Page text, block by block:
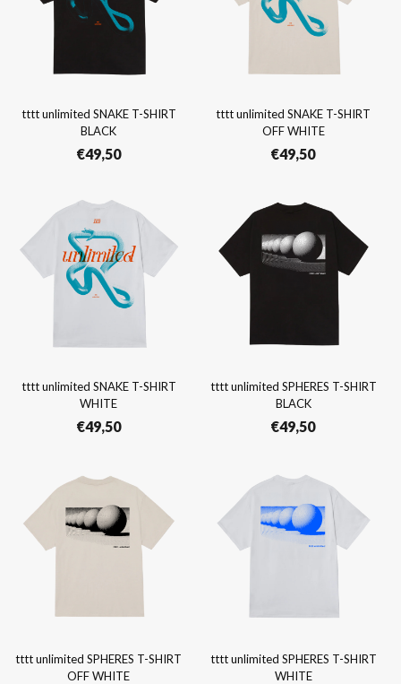
tttt unlimited SNAKE T-SHIRT
BLACK
€49,50
tttt unlimited SNAKE T-SHIRT
OFF WHITE
€49,50
tttt unlimited SNAKE T-SHIRT
WHITE
€49,50
tttt unlimited SPHERES T-SHIRT
BLACK
€49,50
tttt unlimited SPHERES T-SHIRT
OFF WHITE
tttt unlimited SPHERES T-SHIRT
WHITE